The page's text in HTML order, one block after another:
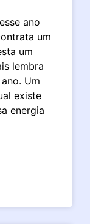
ano
um
um
lembra
Um
existe
energia